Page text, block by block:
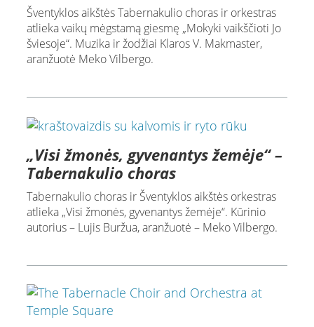
Šventyklos aikštės Tabernakulio choras ir orkestras
atlieka vaikų mėgstamą giesmę „Mokyki vaikščioti Jo
šviesoje“. Muzika ir žodžiai Klaros V. Makmaster,
aranžuotė Meko Vilbergo.
„Visi žmonės, gyvenantys žemėje“ –
Tabernakulio choras
Tabernakulio choras ir Šventyklos aikštės orkestras
atlieka „Visi žmonės, gyvenantys žemėje“. Kūrinio
autorius – Lujis Buržua, aranžuotė – Meko Vilbergo.